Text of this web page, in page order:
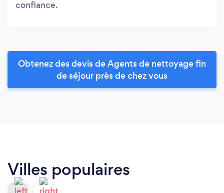
confiance.
Obtenez des devis de Agents de nettoyage fin
de séjour près de chez vous
Villes populaires